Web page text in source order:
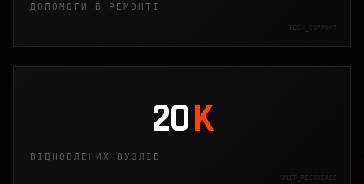
TX_DATA_RECOVERY_PROTOCOL_88.04_ACK_LOADED
ДОПОМОГИ В РЕМОНТІ
TECH_SUPPORT
20K
ВІДНОВЛЕНИХ ВУЗЛІВ
UNIT_RECOVERED